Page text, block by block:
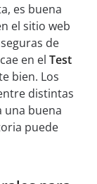
es buena
el sitio web
de
en el Test
bien. Los
distintas
una buena
puede